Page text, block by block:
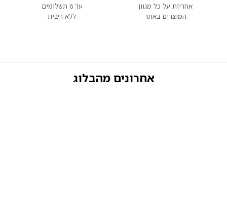
אחריות על כל מגוון
המוצרים באתר
עד 6 תשלומים
ללא ריבית
אחרונים מהבלוג